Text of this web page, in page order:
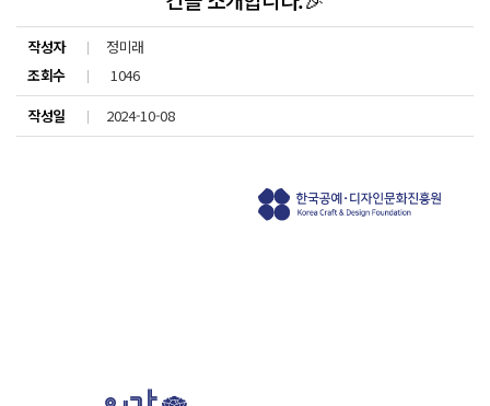
작성자
정미래
조회수
1046
작성일
2024-10-08